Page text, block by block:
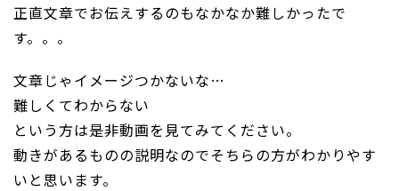
正直文章でお伝えするのもなかなか難しかったで
す。。。
文章じゃイメージつかないな…
難しくてわからない
という方は是非動画を見てみてください。
動きがあるものの説明なのでそちらの方がわかりやす
いと思います。